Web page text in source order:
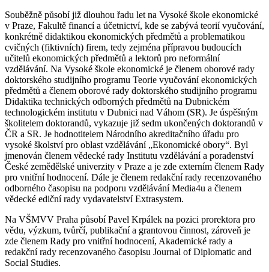
Souběžně působí již dlouhou řadu let na Vysoké škole ekonomické
v Praze, Fakultě financí a účetnictví, kde se zabývá teorií vyučování,
konkrétně didaktikou ekonomických předmětů a problematikou
cvičných (fiktivních) firem, tedy zejména přípravou budoucích
učitelů ekonomických předmětů a lektorů pro neformální
vzdělávání. Na Vysoké škole ekonomické je členem oborové rady
doktorského studijního programu Teorie vyučování ekonomických
předmětů a členem oborové rady doktorského studijního programu
Didaktika technických odborných předmětů na Dubnickém
technologickém institutu v Dubnici nad Váhom (SR). Je úspěšným
školitelem doktorandů, vykazuje již sedm ukončených doktorandů v
ČR a SR. Je hodnotitelem Národního akreditačního úřadu pro
vysoké školství pro oblast vzdělávání „Ekonomické obory“. Byl
jmenován členem vědecké rady Institutu vzdělávání a poradenství
České zemědělské univerzity v Praze a je zde externím členem Rady
pro vnitřní hodnocení. Dále je členem redakční rady recenzovaného
odborného časopisu na podporu vzdělávání Media4u a členem
vědecké ediční rady vydavatelství Extrasystem.
Na VŠMVV Praha působí Pavel Krpálek na pozici prorektora pro
vědu, výzkum, tvůrčí, publikační a grantovou činnost, zároveň je
zde členem Rady pro vnitřní hodnocení, Akademické rady a
redakční rady recenzovaného časopisu Journal of Diplomatic and
Social Studies.